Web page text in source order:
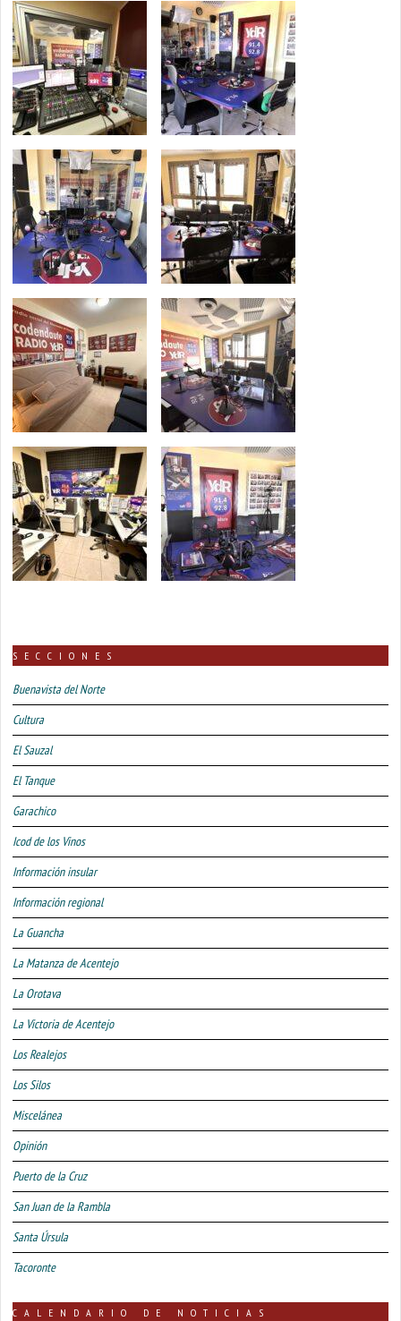
SECCIONES
Buenavista del Norte
Cultura
El Sauzal
El Tanque
Garachico
Icod de los Vinos
Información insular
Información regional
La Guancha
La Matanza de Acentejo
La Orotava
La Victoria de Acentejo
Los Realejos
Los Silos
Miscelánea
Opinión
Puerto de la Cruz
San Juan de la Rambla
Santa Úrsula
Tacoronte
CALENDARIO DE NOTICIAS